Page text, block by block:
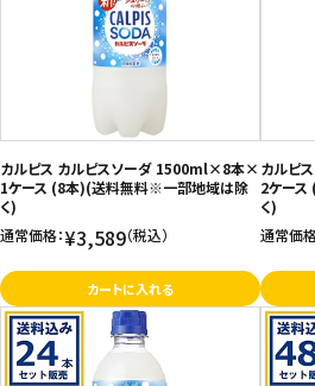
カルピス カルピスソーダ 1500ml×8本×
1ケース (8本)(送料無料※一部地域は除
く)
通常価格：¥3,589（税込）
カートに入れる
カルピ
2ケー
く)
通常価格